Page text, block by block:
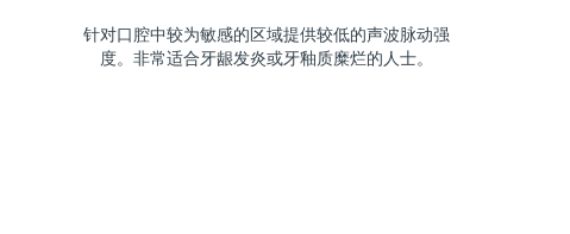
针对口腔中较为敏感的区域提供较低的声波脉动强
度。非常适合牙龈发炎或牙釉质糜烂的人士。